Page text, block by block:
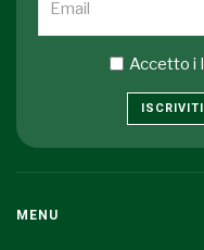
Accetto i
ISCRIVITI
MENU